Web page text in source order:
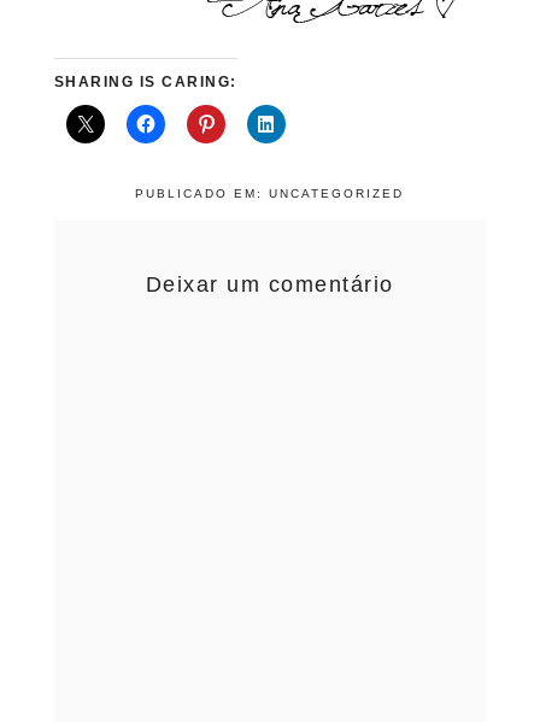
SHARING IS CARING:
PUBLICADO EM:UNCATEGORIZED
Deixar um comentário